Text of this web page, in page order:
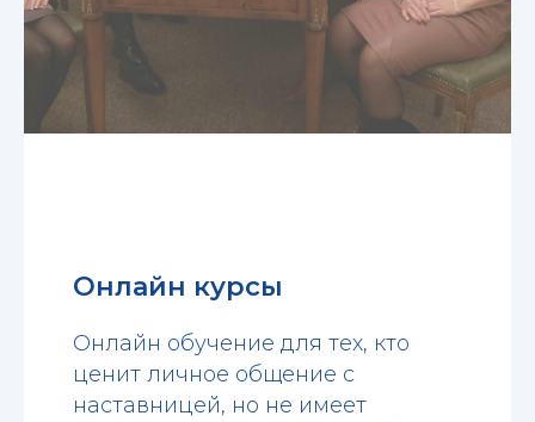
Онлайн курсы
Онлайн обучение для тех, кто
ценит личное общение с
наставницей, но не имеет